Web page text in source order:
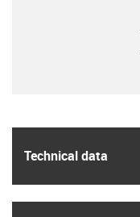
Technical data